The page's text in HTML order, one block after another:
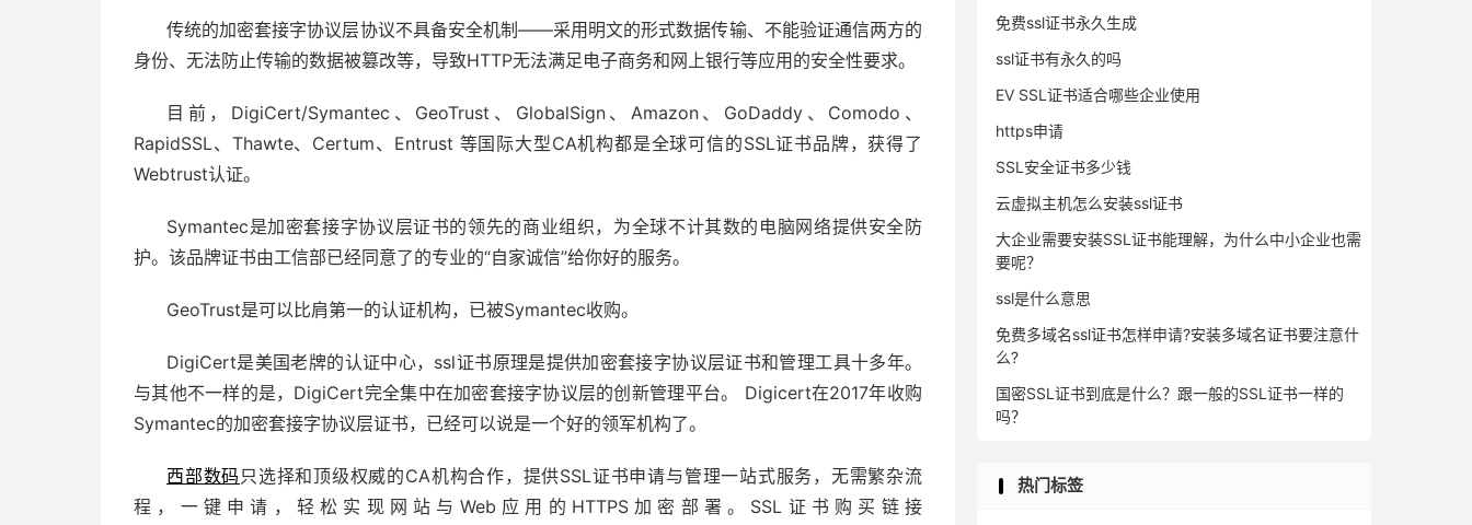
传统的加密套接字协议层协议不具备安全机制——采用明文的形式数据传输、不能验证通信两方的
身份、无法防止传输的数据被篡改等，导致HTTP无法满足电子商务和网上银行等应用的安全性要求。
目前，DigiCert/Symantec、GeoTrust、GlobalSign、Amazon、GoDaddy、Comodo、
RapidSSL、Thawte、Certum、Entrust 等国际大型CA机构都是全球可信的SSL证书品牌，获得了
Webtrust认证。
Symantec是加密套接字协议层证书的领先的商业组织，为全球不计其数的电脑网络提供安全防
护。该品牌证书由工信部已经同意了的专业的“自家诚信”给你好的服务。
GeoTrust是可以比肩第一的认证机构，已被Symantec收购。
DigiCert是美国老牌的认证中心，ssl证书原理是提供加密套接字协议层证书和管理工具十多年。
与其他不一样的是，DigiCert完全集中在加密套接字协议层的创新管理平台。 Digicert在2017年收购
Symantec的加密套接字协议层证书，已经可以说是一个好的领军机构了。
西部数码 只选择和顶级权威的CA机构合作，提供SSL证书申请与管理一站式服务，无需繁杂流
程，一键申请，轻松实现网站与Web应用的HTTPS加密部署。SSL证书购买链接
免费ssl证书永久生成
ssl证书有永久的吗
EV SSL证书适合哪些企业使用
https申请
SSL安全证书多少钱
云虚拟主机怎么安装ssl证书
大企业需要安装SSL证书能理解，为什么中小企业也需
要呢？
ssl是什么意思
免费多域名ssl证书怎样申请?安装多域名证书要注意什
么?
国密SSL证书到底是什么？跟一般的SSL证书一样的
吗？
热门标签